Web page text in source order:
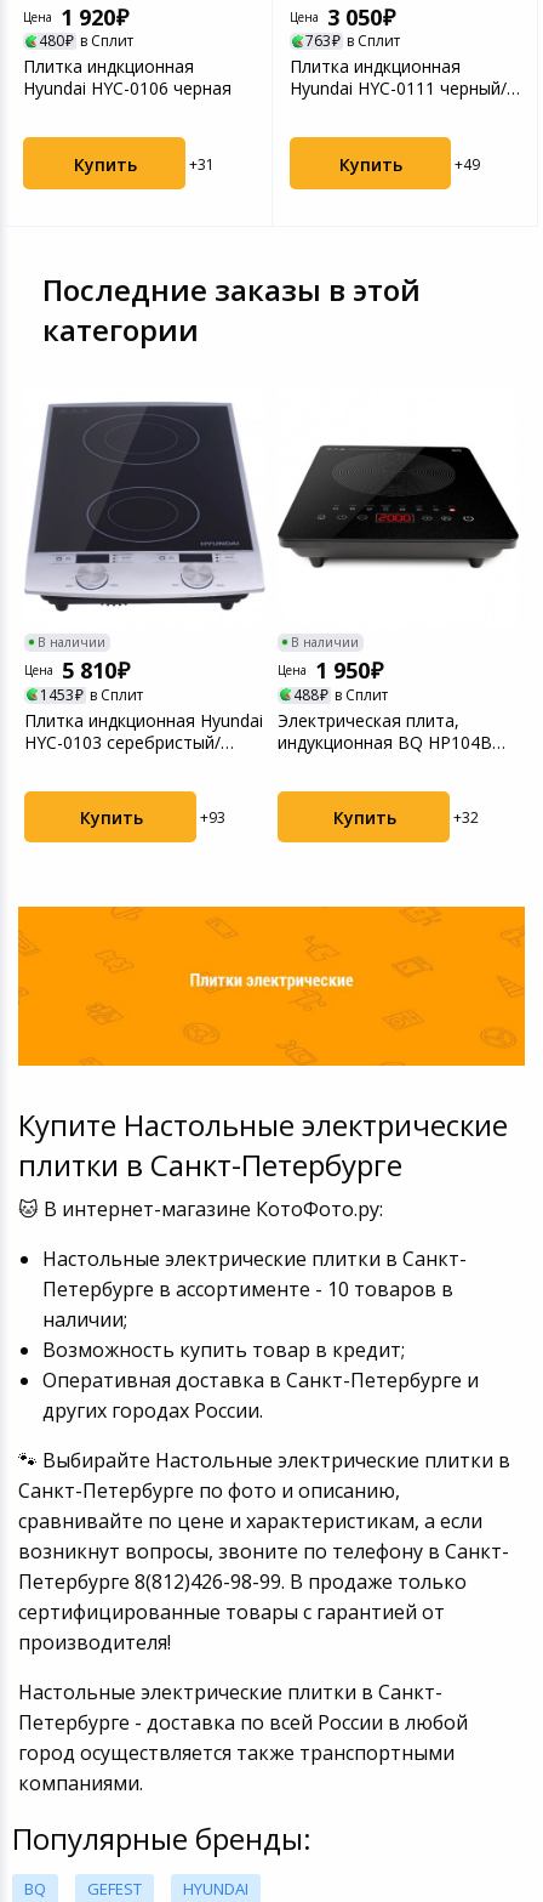
Цена 1 920
480 в Сплит
Плитка индкционная
Hyundai HYC-0106 черная
Купить +31
Цена 3 050
763 в Сплит
Плитка индкционная
Hyundai HYC-0111 черный/
Купить +49
Последние заказы в этой
категории
В наличии
Цена
5 810
1453 в Сплит
Плитка индкционная Hyundai
HYC-0103 серебристый/
Купить +93
В наличии
Цена
1 950
488 в Сплит
Электрическая плита,
индукционная BQ HP104B
Купить +32
Купите Настольные электрические
плитки в Санкт-Петербурге
🐱 В интернет-магазине КотоФото.ру:
Настольные электрические плитки в Санкт-
Петербурге в ассортименте - 10 товаров в
наличии;
Возможность купить товар в кредит;
Оперативная доставка в Санкт-Петербурге и
других городах России.
🐾 Выбирайте Настольные электрические плитки в
Санкт-Петербурге по фото и описанию,
сравнивайте по цене и характеристикам, а если
возникнут вопросы, звоните по телефону в Санкт-
Петербурге 8(812)426-98-99. В продаже только
сертифицированные товары с гарантией от
производителя!
Настольные электрические плитки в Санкт-
Петербурге - доставка по всей России в любой
город осуществляется также транспортными
компаниями.
Популярные бренды:
BQ GEFEST HYUNDAI